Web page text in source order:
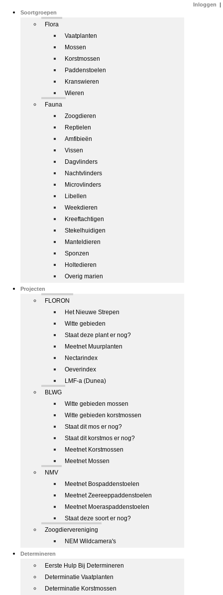
Soortgroepen
Flora
Vaatplanten
Mossen
Korstmossen
Paddenstoelen
Kranswieren
Wieren
Fauna
Zoogdieren
Reptielen
Amfibieën
Vissen
Dagvlinders
Nachtvlinders
Microvlinders
Libellen
Weekdieren
Kreeftachtigen
Stekelhuidigen
Manteldieren
Sponzen
Holtedieren
Overig marien
Projecten
FLORON
Het Nieuwe Strepen
Witte gebieden
Staat deze plant er nog?
Meetnet Muurplanten
Nectarindex
Oeverindex
LMF-a (Dunea)
BLWG
Witte gebieden mossen
Witte gebieden korstmossen
Staat dit mos er nog?
Staat dit korstmos er nog?
Meetnet Korstmossen
Meetnet Mossen
NMV
Meetnet Bospaddenstoelen
Meetnet Zeereeppaddenstoelen
Meetnet Moeraspaddenstoelen
Staat deze soort er nog?
Zoogdiervereniging
NEM Wildcamera's
Determineren
Eerste Hulp Bij Determineren
Determinatie Vaatplanten
Determinatie Korstmossen
Inloggen |